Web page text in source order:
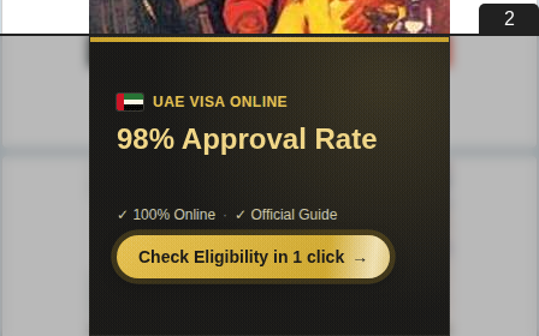
Публикации по искусству
1